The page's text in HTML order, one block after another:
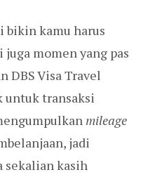
bikin kamu harus
momen yang pas
DBS Visa Travel
untuk transaksi
mileage
jadi
sekalian kasih